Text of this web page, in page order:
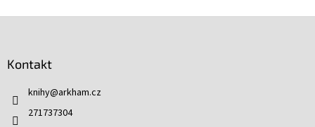
Kontakt
knihy@arkham.cz
271737304